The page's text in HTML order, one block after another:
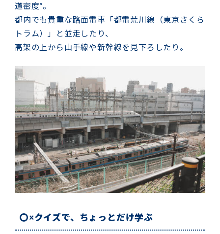
道密度”。
都内でも貴重な路面電車「都電荒川線（東京さくら
トラム）」と並走したり、
高架の上から山手線や新幹線を見下ろしたり。
〇×クイズで、ちょっとだけ学ぶ